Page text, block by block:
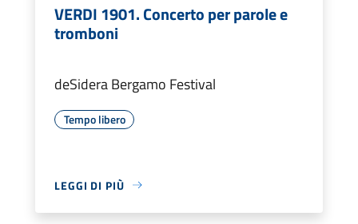
VERDI 1901. Concerto per parole e
tromboni
deSidera Bergamo Festival
Tempo libero
LEGGI DI PIÙ